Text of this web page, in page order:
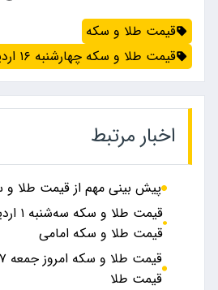
قیمت طلا و سکه
قیمت طلا و سکه چهارشنبه ۱۶ اردیبهشت ۱۴۰۵
اخبار مرتبط
پیش بینی مهم از قیمت طلا و
قیمت طلا و سکه امامی
قیمت طلا